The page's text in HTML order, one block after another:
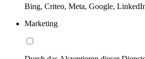
Bing, Criteo, Meta, Google,
Marketing